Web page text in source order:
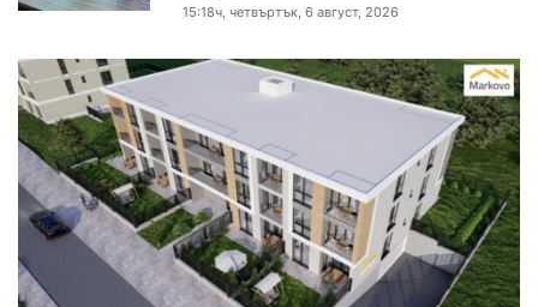
15:18ч, четвъртък, 6 август, 2026